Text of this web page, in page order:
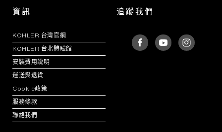
資訊
KOHLER 台灣官網
KOHLER 台北體驗館
安裝費用說明
運送與退貨
Cookie政策
服務條款
聯絡我們
追蹤我們